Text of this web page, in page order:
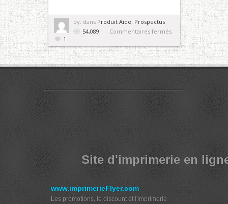
by: dans Produit Aide, Prospectus
54,089
Commentaires ferméssur
Pour
réaliser
un
flyer
économique
les
différents
formats
standards
1
Site d'imprimerie en
www.imprimerieFlyer.com
Les promotions, le discount et l'imprimerie